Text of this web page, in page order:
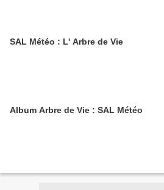
SAL Météo : L' Arbre de Vie
Album Arbre de Vie : SAL Météo